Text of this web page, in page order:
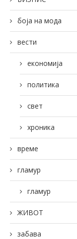
боја на мода
вести
економија
политика
свет
хроника
време
гламур
гламур
ЖИВОТ
забава